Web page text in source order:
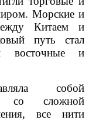
Морские и
Китаем и
путь стал
восточные и
собой
со сложной
все нити